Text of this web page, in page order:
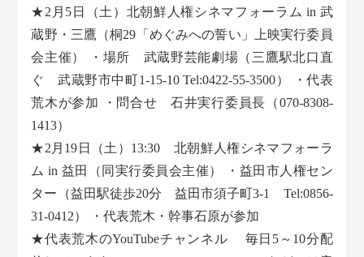
★2月5日（土）北朝鮮人権シネマフォーラム in 武
蔵野・三鷹（桐29「めぐみへの誓い」上映実行委員
会主催） ・場所 武蔵野芸能劇場（三鷹駅北口直
ぐ 武蔵野市中町1-15-10 Tel:0422-55-3500） ・代表
荒木が参加 ・問合せ 石井実行委員長（070-8308-
1413）
★2月19日（土）13:30 北朝鮮人権シネマフォーラ
ム in 益田（同実行委員会主催） ・益田市人権セン
ター（益田駅徒歩20分 益田市須子町3-1 Tel:0856-
31-0412） ・代表荒木・幹事石原が参加
★代表荒木のYouTubeチャンネル 毎日5～10分配